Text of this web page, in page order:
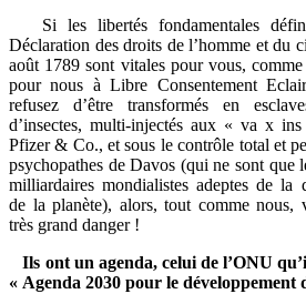
Si les libertés fondamentales
Déclaration des droits de l’homme et du
août 1789 sont vitales pour vous,
pour nous à Libre Consentement
refusez d’être transformés en
d’insectes, multi-injectés aux « va x
Pfizer & Co., et sous le contrôle total et
psychopathes de Davos (qui ne sont que
milliardaires mondialistes adeptes de la
de la planète), alors, tout comme nous,
très grand danger !
Ils ont un agenda, celui de l’ONU
« Agenda 2030 pour le développement